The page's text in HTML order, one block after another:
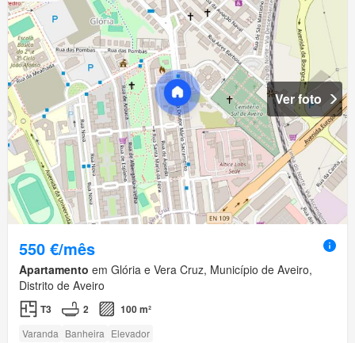
Ver foto
550 €/mês
Apartamento em Glória e Vera Cruz, Município de Aveiro,
Distrito de Aveiro
T3 2 100 m²
Varanda Banheira Elevador